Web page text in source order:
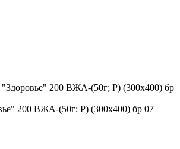
200 ВЖА-(50г; Р) (300х400) бр